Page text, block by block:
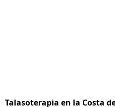
Talasoterapia en la Costa